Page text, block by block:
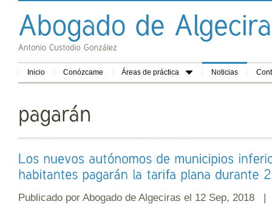
Inicio Conózcame Áreas de práctica Noticias
Publicado por Abogado de Algeciras el 12 Sep, 2018